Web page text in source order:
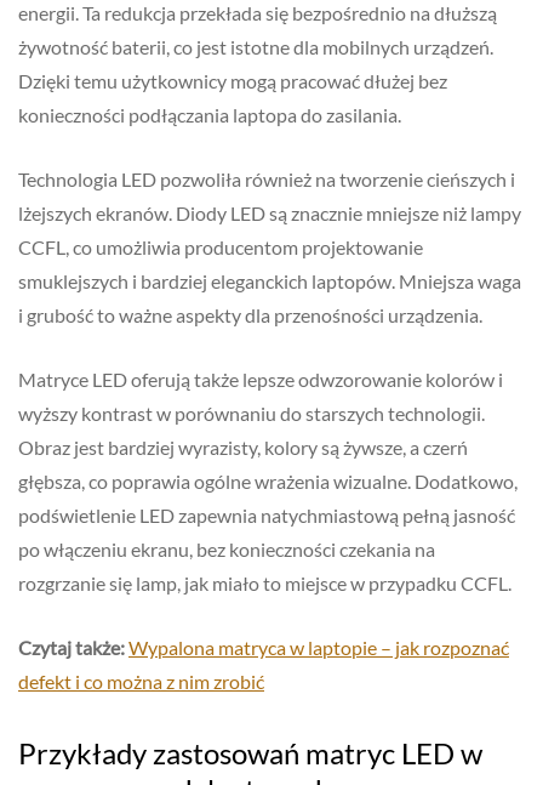
energii. Ta redukcja przekłada się bezpośrednio na dłuższą
żywotność baterii, co jest istotne dla mobilnych urządzeń.
Dzięki temu użytkownicy mogą pracować dłużej bez
konieczności podłączania laptopa do zasilania.
Technologia LED pozwoliła również na tworzenie cieńszych i
lżejszych ekranów. Diody LED są znacznie mniejsze niż lampy
CCFL, co umożliwia producentom projektowanie
smuklejszych i bardziej eleganckich laptopów. Mniejsza waga
i grubość to ważne aspekty dla przenośności urządzenia.
Matryce LED oferują także lepsze odwzorowanie kolorów i
wyższy kontrast w porównaniu do starszych technologii.
Obraz jest bardziej wyrazisty, kolory są żywsze, a czerń
głębsza, co poprawia ogólne wrażenia wizualne. Dodatkowo,
podświetlenie LED zapewnia natychmiastową pełną jasność
po włączeniu ekranu, bez konieczności czekania na
rozgrzanie się lamp, jak miało to miejsce w przypadku CCFL.
Czytaj także:Wypalona matryca w laptopie – jak rozpoznać
defekt i co można z nim zrobić
Przykłady zastosowań matryc LED w